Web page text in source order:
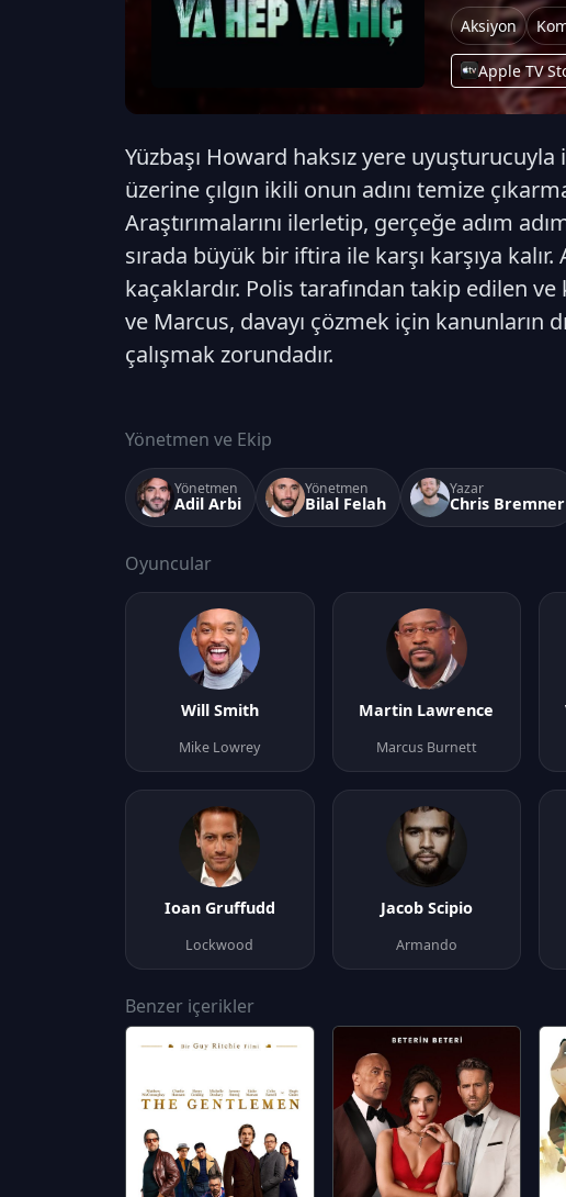
Aksiyon
Apple TV
Yüzbaşı Howard haksız yere
üzerine çılgın ikili onun adını temize
Araştırımalarını ilerletip, gerçeğe adım
sırada büyük bir iftira ile karşı karşıya
kaçaklardır. Polis tarafından takip edilen
ve Marcus, davayı çözmek için kanunların
çalışmak zorundadır.
Yönetmen ve Ekip
Yönetmen
Adil Arbi
Yönetmen
Bilal Felah
Yazar
Chris Bremner
Oyuncular
Will Smith
Mike Lowrey
Martin Lawrence
Marcus Burnett
Ioan Gruffudd
Lockwood
Jacob Scipio
Armando
Benzer içerikler